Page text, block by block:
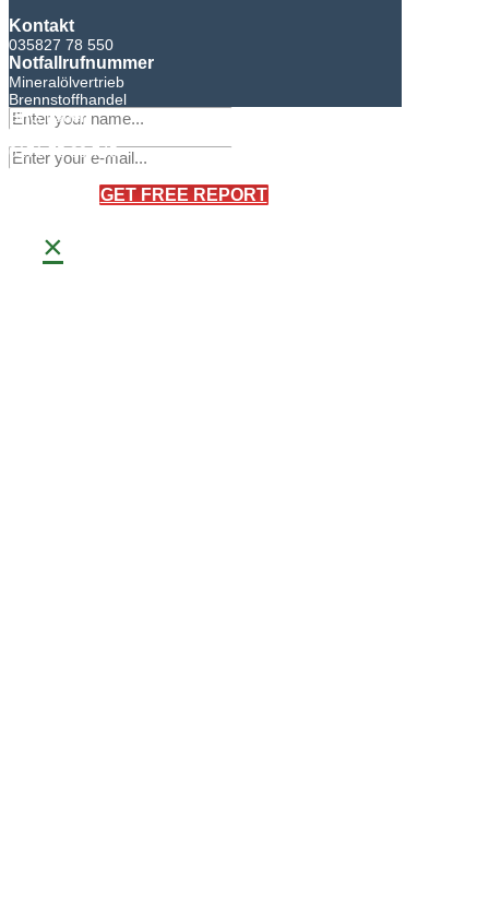
GET FREE REPORT
×
Kontakt
035827 78 550
Notfallrufnummer
Mineralölvertrieb
Brennstoffhandel
BHG Laden
Sandro Bretschneider
0171 75 90 745
×